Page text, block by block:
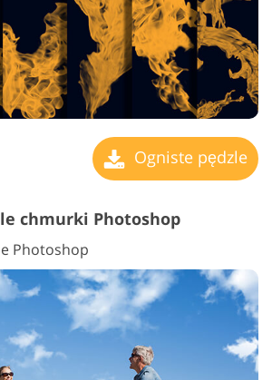
Ogniste pędzle
chmurki Photoshop
Photoshop